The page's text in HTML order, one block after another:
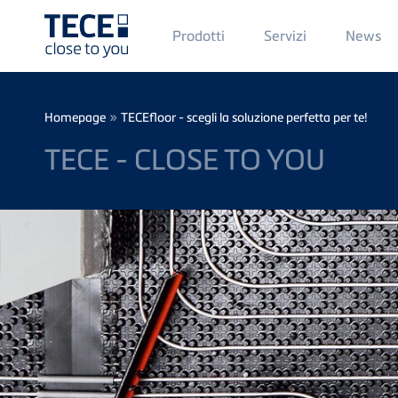
Main
Menü
1
Prodotti Servizi News
Breadcrumb
Homepage » TECEfloor - scegli la soluzione perfetta per te!
TECE - CLOSE TO YOU